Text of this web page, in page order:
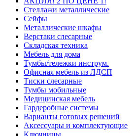
Стеллажи металлические
Сейфы
Металлические шкафы
Верстаки слесарные
Складская техника
Мебель для дома
Тумбы/тележки инструм.
Офисная мебель из ЛДСП
Тиски слесарные
Тумбы мобильные
Медицинская мебель
Гардеробные системы
Варианты готовых решений
Аксессуары и комплектующие
Ключницы